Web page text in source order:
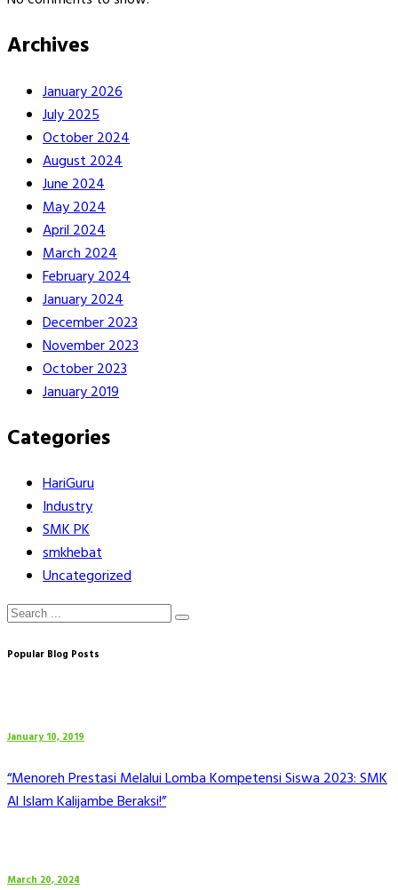
Archives
January 2026
July 2025
October 2024
August 2024
June 2024
May 2024
April 2024
March 2024
February 2024
January 2024
December 2023
November 2023
October 2023
January 2019
Categories
HariGuru
Industry
SMK PK
smkhebat
Uncategorized
Popular Blog Posts
January 10, 2019
“Menoreh Prestasi Melalui Lomba Kompetensi Siswa 2023: SMK
Al Islam Kalijambe Beraksi!”
March 20, 2024